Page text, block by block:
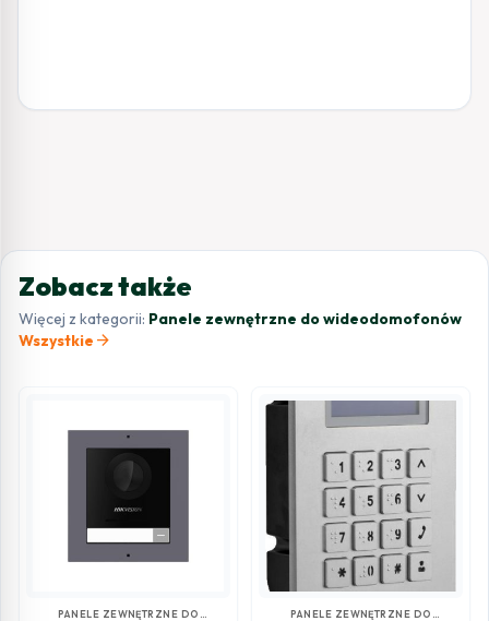
Zobacz także
Więcej z kategorii: Panele zewnętrzne do wideodomofonów
Wszystkie arrow_forward
PANELE ZEWNĘTRZNE DO
PANELE ZEWNĘTRZNE DO